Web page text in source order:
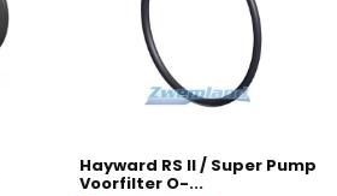
Hayward RS II / Super Pump
Voorfilter O-...